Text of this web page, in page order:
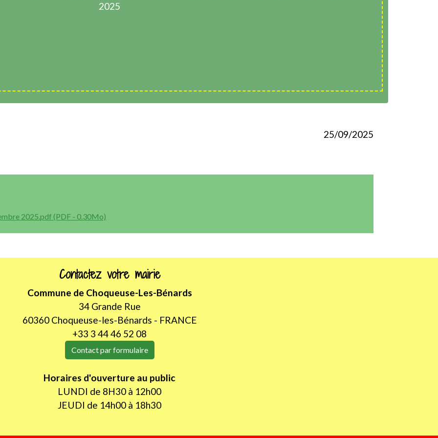
2025
25/09/2025
2025.pdf (PDF - 0.30Mo)
Contactez votre mairie
Commune de Choqueuse-Les-Bénards
34 Grande Rue
60360 Choqueuse-les-Bénards - FRANCE
+33 3 44 46 52 08
Contact par formulaire
Horaires d'ouverture au public
LUNDI de 8H30 à 12h00
JEUDI de 14h00 à 18h30